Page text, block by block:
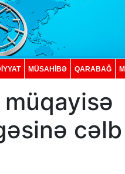
MÜSAHİBƏ QARABAĞ
cəlb